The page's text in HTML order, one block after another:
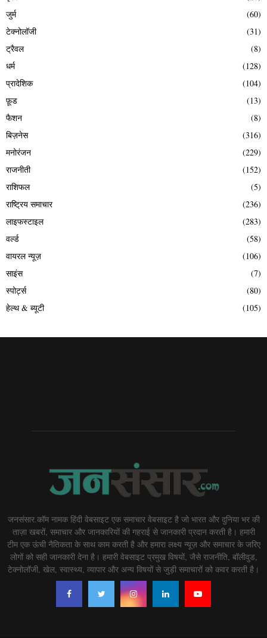
जुर्म
(60)
टेक्नोलॉजी
(31)
ट्रैवल
(8)
धर्म
(128)
प्रादेशिक
(104)
फ़ूड
(13)
फैशन
(8)
बिज़नेस
(316)
मनोरंजन
(229)
राजनीती
(152)
राशिफल
(5)
राष्ट्रिय समाचार
(236)
लाइफस्टाइल
(283)
वर्ल्ड
(58)
वायरल न्यूज़
(106)
साइंस
(7)
स्पोर्ट्स
(80)
हेल्थ & ब्यूटी
(105)
जनसंसार.कॉम नामक हिंदी वेबसाइट एक समाचार वेबसाइट है जो भारत और दुनिया भर की
ताज़ा खबरों, समाचार और जानकारियों की गहराई से जानकारी प्रदान करती है। हमारी
टीम एक ऊंची नैतिकता के साथ काम करती है और हमारा लक्ष्य न्यूज़ और समाचार के जरिए
लोगों को सही जानकारी देना है। हमारी वेबसाइट प्रमुख विषयों, जैसे राजनीति, बॉलीवुड,
टेक्नोलॉजी, खेल, स्वास्थ्य, व्यापार और अन्य विषयों से जुड़ी समाचारों को कवर करती है।